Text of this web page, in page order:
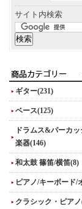
サイト内検索
ギター(231)
ベース(125)
ドラムス&パーカ
楽器(146)
和太鼓 篠笛/横笛(8)
ピアノ/キーボード/
クラシック・ピアノ